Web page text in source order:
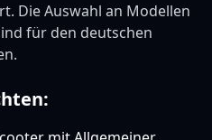
Die Auswahl an Modellen
für den deutschen